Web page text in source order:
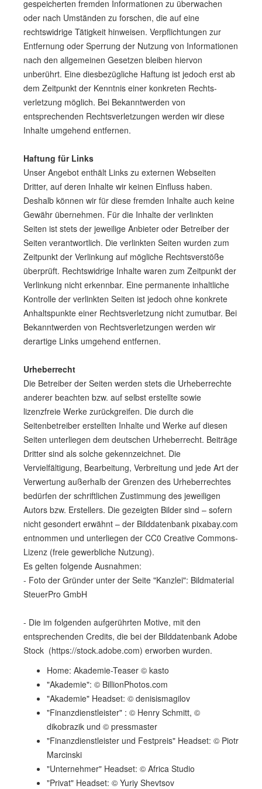
gespeicherten fremden Informationen zu überwachen
oder nach Umständen zu forschen, die auf eine
rechtswidrige Tätigkeit hinweisen. Verpflichtungen zur
Entfernung oder Sperrung der Nutzung von Informationen
nach den allgemeinen Gesetzen bleiben hiervon
unberührt. Eine diesbezügliche Haftung ist jedoch erst ab
dem Zeitpunkt der Kenntnis einer konkreten Rechts­
verletzung möglich. Bei Bekanntwerden von
entsprechenden Rechts­verletzungen werden wir diese
Inhalte umgehend entfernen.
Haftung für Links
Unser Angebot enthält Links zu externen Webseiten
Dritter, auf deren Inhalte wir keinen Einfluss haben.
Deshalb können wir für diese fremden Inhalte auch keine
Gewähr übernehmen. Für die Inhalte der verlinkten
Seiten ist stets der jeweilige Anbieter oder Betreiber der
Seiten verantwortlich. Die verlinkten Seiten wurden zum
Zeitpunkt der Verlinkung auf mögliche Rechtsverstöße
überprüft. Rechtswidrige Inhalte waren zum Zeitpunkt der
Verlinkung nicht erkennbar. Eine permanente inhaltliche
Kontrolle der verlinkten Seiten ist jedoch ohne konkrete
Anhaltspunkte einer Rechts­verletzung nicht zumutbar. Bei
Bekanntwerden von Rechts­verletzungen werden wir
derartige Links umgehend entfernen.
Urheberrecht
Die Betreiber der Seiten werden stets die Urheberrechte
anderer beachten bzw. auf selbst erstellte sowie
lizenzfreie Werke zurückgreifen. Die durch die
Seitenbetreiber erstellten Inhalte und Werke auf diesen
Seiten unterliegen dem deutschen Urheberrecht. Beiträge
Dritter sind als solche gekennzeichnet. Die
Vervielfältigung, Bearbeitung, Verbreitung und jede Art der
Verwertung außerhalb der Grenzen des Urheberrechtes
bedürfen der schriftlichen Zustimmung des jeweiligen
Autors bzw. Erstellers. Die gezeigten Bilder sind – sofern
nicht gesondert erwähnt – der Bilddatenbank pixabay.com
entnommen und unterliegen der CC0 Creative Commons-
Lizenz (freie gewerbliche Nutzung).
Es gelten folgende Ausnahmen:
- Foto der Gründer unter der Seite "Kanzlei": Bildmaterial
SteuerPro GmbH
- Die im folgenden aufgerührten Motive, mit den
entsprechenden Credits, die bei der Bilddatenbank Adobe
Stock (https://stock.adobe.com) erworben wurden.
Home: Akademie-Teaser © kasto
"Akademie": © BillionPhotos.com
"Akademie" Headset: © denisismagilov
"Finanzdienstleister" : © Henry Schmitt, ©
dikobrazik und © pressmaster
"Finanzdienstleister und Festpreis" Headset: © Piotr
Marcinski
"Unternehmer" Headset: © Africa Studio
"Privat" Headset: © Yuriy Shevtsov